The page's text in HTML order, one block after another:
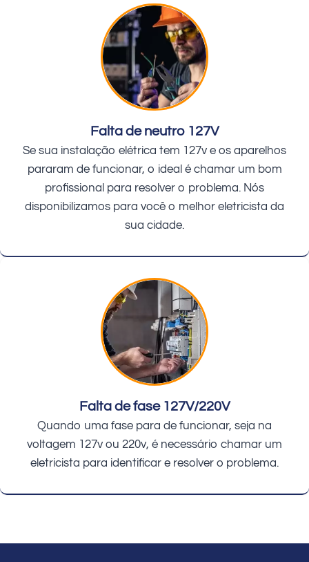
Falta de neutro 127V
Se sua instalação elétrica tem 127v e os aparelhos
pararam de funcionar, o ideal é chamar um bom
profissional para resolver o problema. Nós
disponibilizamos para você o melhor eletricista da
sua cidade.
Falta de fase 127V/220V
Quando uma fase para de funcionar, seja na
voltagem 127v ou 220v, é necessário chamar um
eletricista para identificar e resolver o problema.